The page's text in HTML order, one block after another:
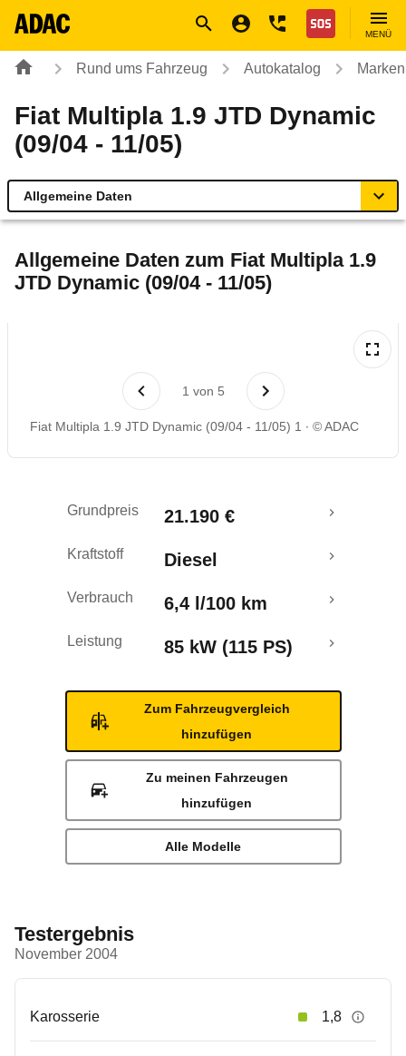
Nothilfe
MENÜ
Rund ums Fahrzeug Autokatalog
Fiat Multipla 1.9 JTD Dynamic
(09/04 - 11/05)
Allgemeine Daten
Technische Daten
Laufende Kosten
Allgemeine Daten zum Fiat Multipla 1.9
JTD Dynamic (09/04 - 11/05)
1 von 5
Fiat Multipla 1.9 JTD Dynamic (09/04 - 11/05) 1 © ADAC
Grundpreis 21.190 €
Kraftstoff Diesel
Verbrauch 6,4 l/100 km
Leistung 85 kW (115 PS)
Zum Fahrzeugvergleich
hinzufügen
Zu meinen Fahrzeugen
hinzufügen
Alle Modelle
Testergebnis
November 2004
Karosserie 1,8